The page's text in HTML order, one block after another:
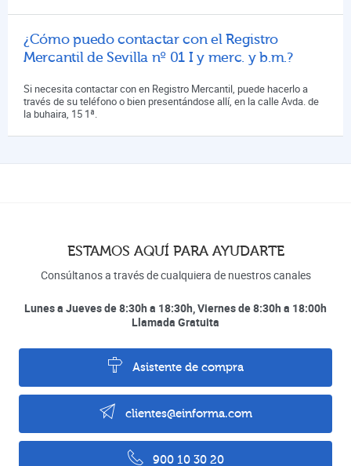
¿Cómo puedo contactar con el Registro
Mercantil de Sevilla nº 01 I y merc. y b.m.?
Si necesita contactar con en Registro Mercantil, puede hacerlo a
través de su teléfono o bien presentándose allí, en la calle Avda. de
la buhaira, 15 1ª.
ESTAMOS AQUÍ PARA AYUDARTE
Consúltanos a través de cualquiera de nuestros canales
Lunes a Jueves de 8:30h a 18:30h, Viernes de 8:30h a 18:00h
Llamada Gratuita
Asistente de compra
clientes@einforma.com
900 10 30 20